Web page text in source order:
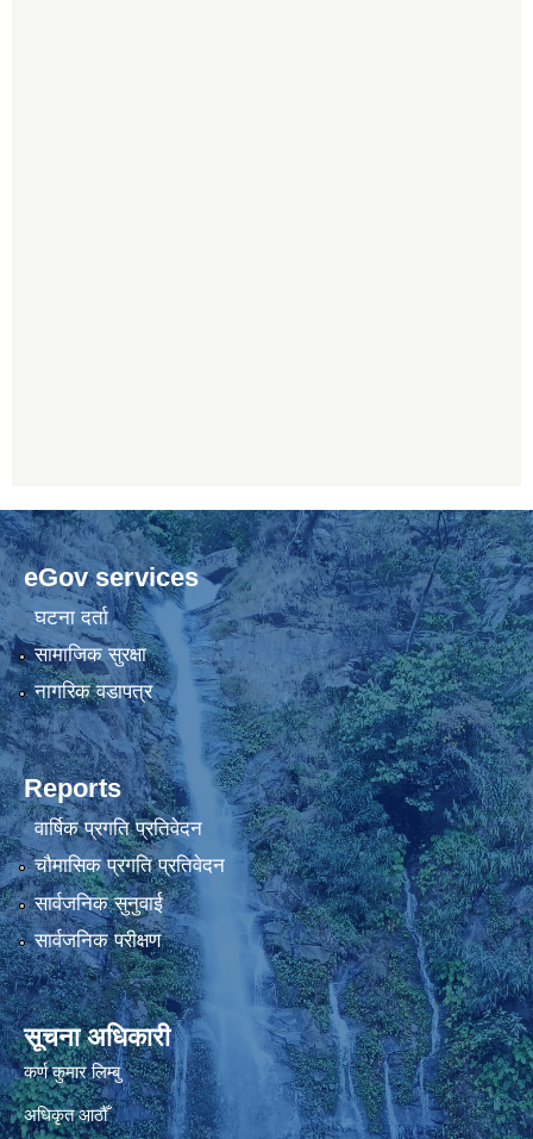
eGov services
घटना दर्ता
सामाजिक सुरक्षा
नागरिक वडापत्र
Reports
वार्षिक प्रगति प्रतिवेदन
चौमासिक प्रगति प्रतिवेदन
सार्वजनिक सुनुवाई
सार्वजनिक परीक्षण
सूचना अधिकारी
कर्ण कुमार लिम्बु
अधिकृत आठौँ